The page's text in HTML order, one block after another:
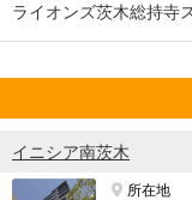
ているそうです。
ライオンズ茨木総持寺
イニシア南茨木
所在地